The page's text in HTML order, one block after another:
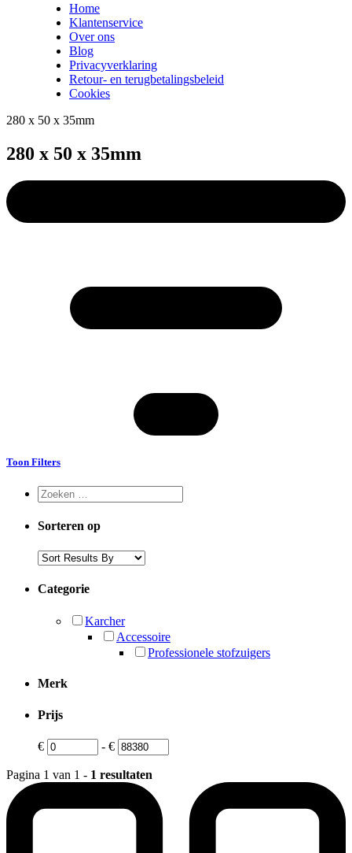
Home
Klantenservice
Over ons
Blog
Privacyverklaring
Retour- en terugbetalingsbeleid
Cookies
280 x 50 x 35mm
280 x 50 x 35mm
Toon Filters
Sorteren op
Categorie
Karcher
Accessoire
Professionele stofzuigers
Merk
Prijs
€ - €
Pagina 1 van 1 - 1 resultaten